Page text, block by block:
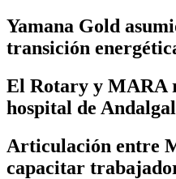
Yamana Gold
transición
El Rotary y MARA
hospital de
Articulación entre
capacitar